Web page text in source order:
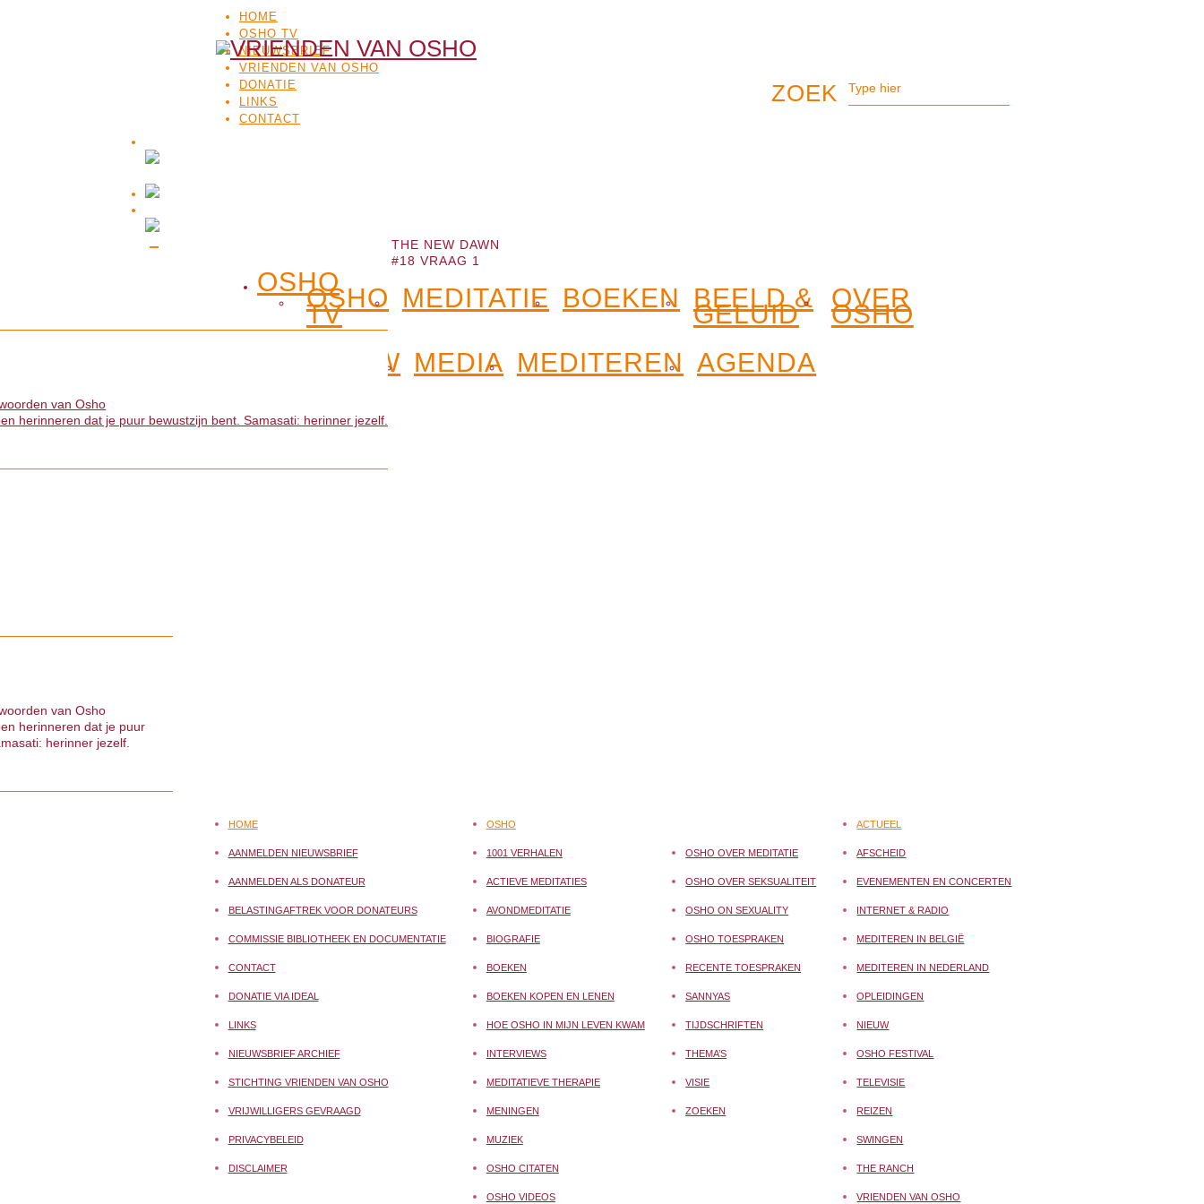
HOME
OSHO TV
NIEUWSBRIEF
VRIENDEN VAN OSHO
DONATIE
LINKS
CONTACT
OSHO
OSHO
TV
MEDITATIE BOEKEN BEELD &
GELUID
OVER
OSHO
NIEUW MEDIA MEDITEREN AGENDA
THE NEW DAWN
#18 VRAAG 1
van Osho
herinneren dat je puur bewustzijn bent. Samasati: herinner jezelf.
van Osho
herinneren dat je puur
herinner jezelf.
HOME
AANMELDEN NIEUWSBRIEF
AANMELDEN ALS DONATEUR
BELASTINGAFTREK VOOR DONATEURS
COMMISSIE BIBLIOTHEEK EN DOCUMENTATIE
CONTACT
DONATIE VIA IDEAL
LINKS
NIEUWSBRIEF ARCHIEF
STICHTING VRIENDEN VAN OSHO
VRIJWILLIGERS GEVRAAGD
PRIVACYBELEID
DISCLAIMER
OSHO
1001 VERHALEN
ACTIEVE MEDITATIES
AVONDMEDITATIE
BIOGRAFIE
BOEKEN
BOEKEN KOPEN EN LENEN
HOE OSHO IN MIJN LEVEN KWAM
INTERVIEWS
MEDITATIEVE THERAPIE
MENINGEN
MUZIEK
OSHO CITATEN
OSHO VIDEOS
OSHO OVER MEDITATIE
OSHO OVER SEKSUALITEIT
OSHO ON SEXUALITY
OSHO TOESPRAKEN
RECENTE TOESPRAKEN
SANNYAS
TIJDSCHRIFTEN
THEMA’S
VISIE
ZOEKEN
ACTUEEL
AFSCHEID
EVENEMENTEN EN CONCERTEN
INTERNET & RADIO
MEDITEREN IN BELGIË
MEDITEREN IN NEDERLAND
OPLEIDINGEN
NIEUW
OSHO FESTIVAL
TELEVISIE
REIZEN
SWINGEN
THE RANCH
VRIENDEN VAN OSHO